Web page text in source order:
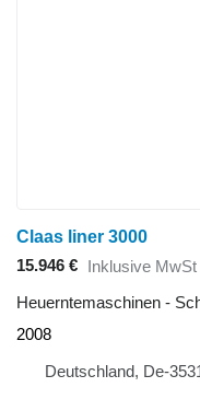
Claas liner 3000
15.946 € Inklusive MwSt
Heuerntemaschinen -
2008
Deutschland, De-